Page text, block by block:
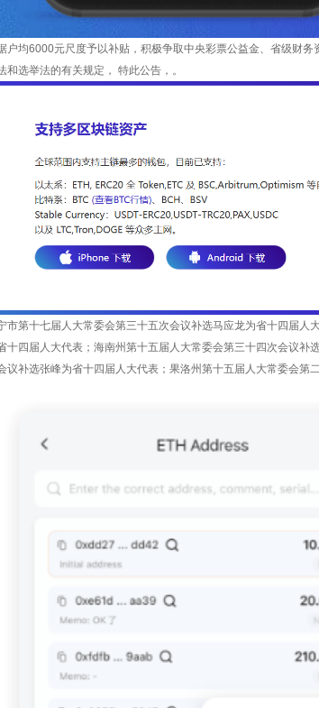
户均6000元尺度予以补贴，积极争取中央彩票公益金、省级财
和选举法的有关规定， 特此公告，。
市第十七届人大常委会第三十五次会议补选马应龙为省十四届人
十四届人大代表；海南州第十五届人大常委会第三十四次会议
议补选张峰为省十四届人大代表；果洛州第十五届人大常委会第